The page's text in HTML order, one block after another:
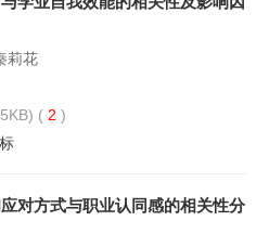
莉花
( 2 )
对方式与职业认同感的相关性分